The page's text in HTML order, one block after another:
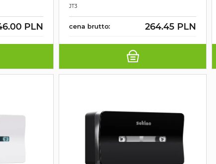
PLN
JT3
cena brutto: 264.45 PLN